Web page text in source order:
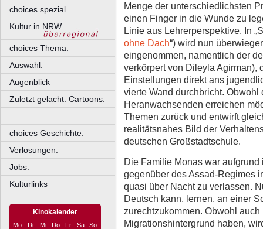
choices spezial.
Kultur in NRW.
choices Thema.
Auswahl.
Augenblick
Zuletzt gelacht: Cartoons.
––––––––––––––––––––
choices Geschichte.
Verlosungen.
Jobs.
Kulturlinks
Kinokalender
Mo Di Mi Do Fr Sa
So
Menge der unterschiedlichsten
einen Finger in die Wunde zu
Linie aus Lehrerperspektive. In
ohne Dach“) wird nun
eingenommen, namentlich der
verkörpert von Dileyla Agirman),
Einstellungen direkt ans
vierte Wand durchbricht. Obwohl
Heranwachsenden erreichen
Themen zurück und entwirft
realitätsnahes Bild der
deutschen Großstadtschule.
Die Familie Monas war
gegenüber des Assad-Regimes
quasi über Nacht zu verlassen.
Deutsch kann, lernen, an einer
zurechtzukommen. Obwohl
Migrationshintergrund haben,